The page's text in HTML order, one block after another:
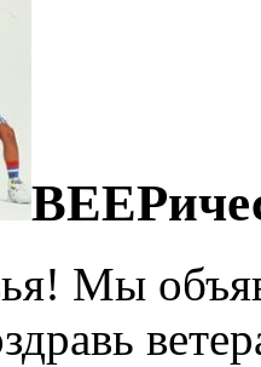
Мы